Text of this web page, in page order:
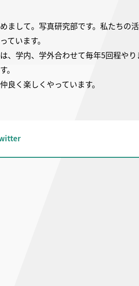
まして。写真研究部です。私たちの
ています。
、学内、学外合わせて毎年5回程や
。
良く楽しくやっています。